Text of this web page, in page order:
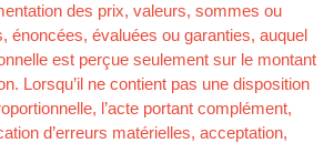
des prix, valeurs, sommes ou
énoncées, évaluées ou garanties, auquel
est perçue seulement sur le montant
Lorsqu’il ne contient pas une disposition
l’acte portant complément,
d’erreurs matérielles, acceptation,